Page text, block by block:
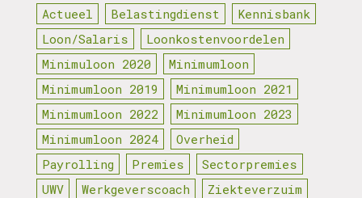
Actueel Belastingdienst
Kennisbank
Loon/Salaris
Loonkostenvoordelen
Minimuloon 2020
Minimumloon
Minimumloon 2019
Minimumloon 2021
Minimumloon 2022
Minimumloon 2023
Minimumloon 2024
Overheid
Payrolling
Premies
Sectorpremies
UWV
Werkgeverscoach Ziekteverzuim